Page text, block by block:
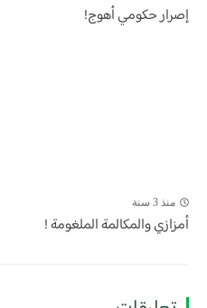
إصرار حكومي أهوج!
منذ 3 سنة
أمزازي والمكالمة الملغومة !